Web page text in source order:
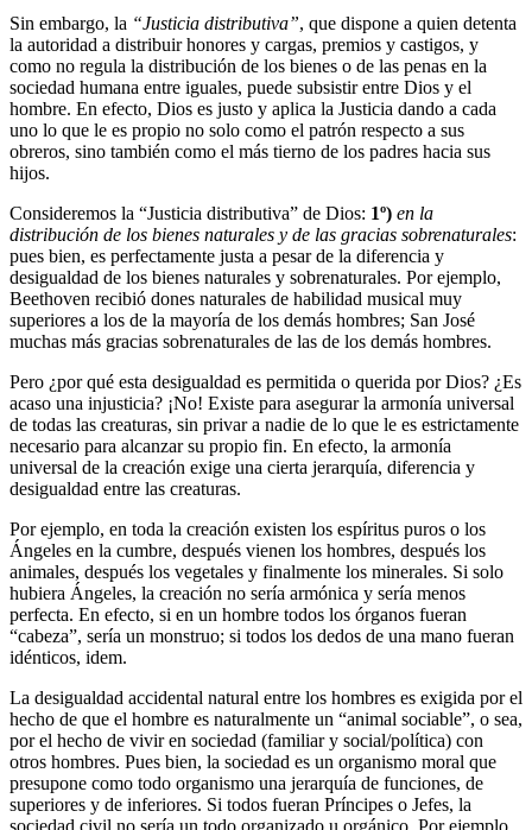
Sin embargo, la “Justicia distributiva”, que dispone a quien detenta
la autoridad a distribuir honores y cargas, premios y castigos, y
como no regula la distribución de los bienes o de las penas en la
sociedad humana entre iguales, puede subsistir entre Dios y el
hombre. En efecto, Dios es justo y aplica la Justicia dando a cada
uno lo que le es propio no solo como el patrón respecto a sus
obreros, sino también como el más tierno de los padres hacia sus
hijos.
Consideremos la “Justicia distributiva” de Dios: 1º) en la
distribución de los bienes naturales y de las gracias sobrenaturales:
pues bien, es perfectamente justa a pesar de la diferencia y
desigualdad de los bienes naturales y sobrenaturales. Por ejemplo,
Beethoven recibió dones naturales de habilidad musical muy
superiores a los de la mayoría de los demás hombres; San José
muchas más gracias sobrenaturales de las de los demás hombres.
Pero ¿por qué esta desigualdad es permitida o querida por Dios? ¿Es
acaso una injusticia? ¡No! Existe para asegurar la armonía universal
de todas las creaturas, sin privar a nadie de lo que le es estrictamente
necesario para alcanzar su propio fin. En efecto, la armonía
universal de la creación exige una cierta jerarquía, diferencia y
desigualdad entre las creaturas.
Por ejemplo, en toda la creación existen los espíritus puros o los
Ángeles en la cumbre, después vienen los hombres, después los
animales, después los vegetales y finalmente los minerales. Si solo
hubiera Ángeles, la creación no sería armónica y sería menos
perfecta. En efecto, si en un hombre todos los órganos fueran
“cabeza”, sería un monstruo; si todos los dedos de una mano fueran
idénticos, idem.
La desigualdad accidental natural entre los hombres es exigida por el
hecho de que el hombre es naturalmente un “animal sociable”, o sea,
por el hecho de vivir en sociedad (familiar y social/política) con
otros hombres. Pues bien, la sociedad es un organismo moral que
presupone como todo organismo una jerarquía de funciones, de
superiores y de inferiores. Si todos fueran Príncipes o Jefes, la
sociedad civil no sería un todo organizado u orgánico. Por ejemplo,